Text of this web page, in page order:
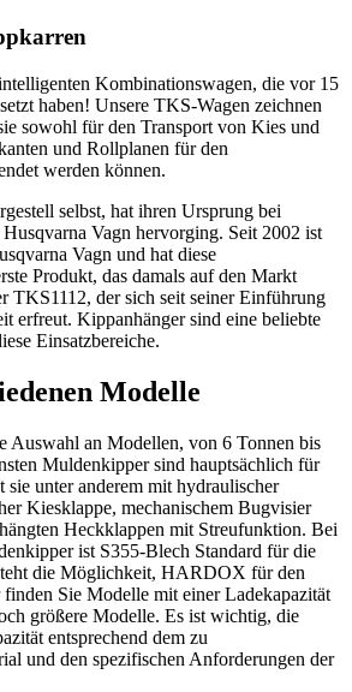
Kombinationswagen, die vor 15
haben! Unsere TKS-Wagen zeichnen
sowohl für den Transport von Kies und
und Rollplanen für den
werden können.
selbst, hat ihren Ursprung bei
Husqvarna Vagn hervorging. Seit 2002 ist
Vagn und hat diese
Produkt, das damals auf den Markt
TKS1112, der sich seit seiner Einführung
erfreut. Kippanhänger sind eine beliebte
Einsatzbereiche.
Modelle
Auswahl an Modellen, von 6 Tonnen bis
Muldenkipper sind hauptsächlich für
sie unter anderem mit hydraulischer
Kiesklappe, mechanischem Bugvisier
Heckklappen mit Streufunktion. Bei
ist S355-Blech Standard für die
die Möglichkeit, HARDOX für den
Sie Modelle mit einer Ladekapazität
größere Modelle. Es ist wichtig, die
entsprechend dem zu
und den spezifischen Anforderungen der